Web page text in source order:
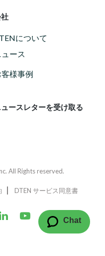
について
ュース
客様事例
ースレターを受け取る
All Rights reserved.
DTEN サービス同意書
Chat